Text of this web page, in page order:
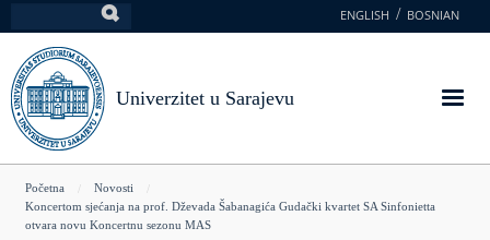
na
glavni
sadržaj
ENGLISH BOSNIAN
Univerzitet u Sarajevu
You
are
Početna
Novosti
Koncertom sjećanja na prof. Dževada Šabanagića Gudački kvartet SA Sinfonietta
otvara novu Koncertnu sezonu MAS